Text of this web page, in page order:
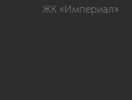
ЖК «Империал»